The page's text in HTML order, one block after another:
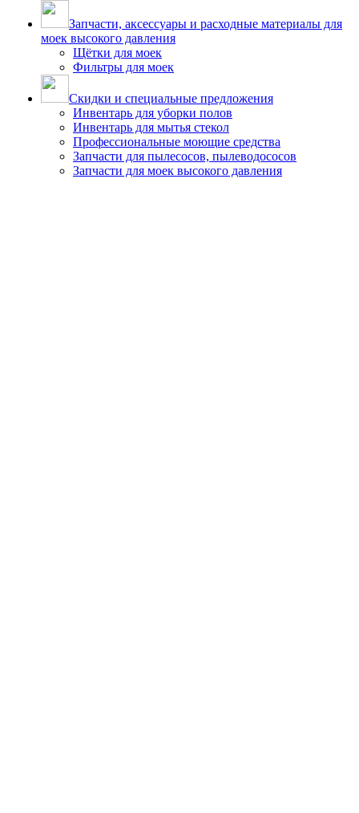
Запчасти, аксессуары и расходные материалы для
моек высокого давления
Щётки для моек
Фильтры для моек
Скидки и специальные предложения
Инвентарь для уборки полов
Инвентарь для мытья стекол
Профессиональные моющие средства
Запчасти для пылесосов, пылеводососов
Запчасти для моек высокого давления